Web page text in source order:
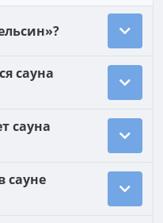
сауна
сауна
сауне